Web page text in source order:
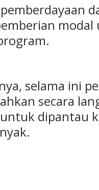
modal
selama ini
secara
dipantau